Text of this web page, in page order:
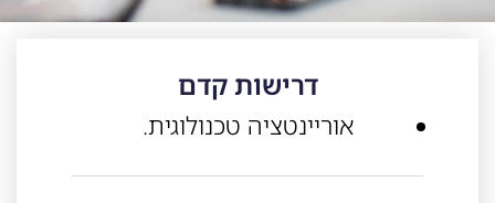
דרישות קדם
אוריינטציה טכנולוגית.